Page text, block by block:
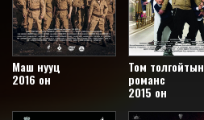
Маш нууц
2016 он
Том толгойтын
романс
2015 он